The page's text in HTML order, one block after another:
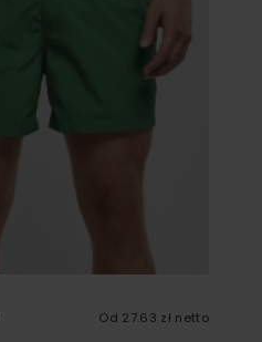
Od 27.63 zł netto